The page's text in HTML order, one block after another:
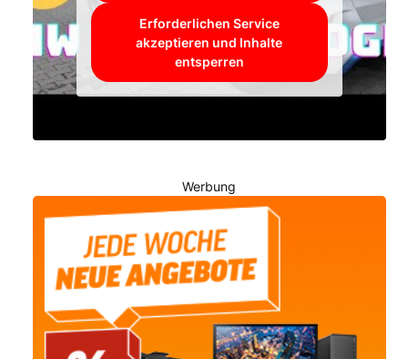
Erforderlichen Service
akzeptieren und Inhalte
entsperren
Werbung